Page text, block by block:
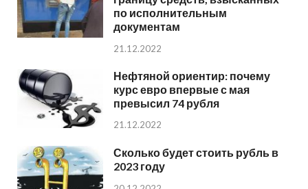
по исполнительным
документам
21.12.2022
Нефтяной ориентир: почему
курс евро впервые с мая
превысил 74 рубля
21.12.2022
Сколько будет стоить рубль в
2023 году